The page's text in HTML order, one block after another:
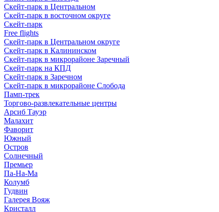
Скейт-парк в Центральном
Скейт-парк в восточном округе
Скейт-парк
Free flights
Скейт-парк в Центральном округе
Скейт-парк в Калининском
Скейт-парк в микрорайоне Заречный
Скейт-парк на КПД
Скейт-парк в Заречном
Скейт-парк в микрорайоне Слобода
Памп-трек
Торгово-развлекательные центры
Арсиб Тауэр
Малахит
Фаворит
Южный
Остров
Солнечный
Премьер
Па-На-Ма
Колумб
Гудвин
Галерея Вояж
Кристалл